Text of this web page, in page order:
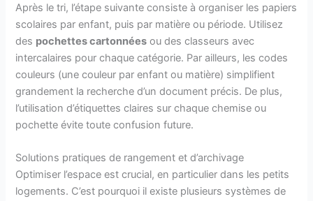
Après le tri, l’étape suivante consiste à organiser les papiers
scolaires par enfant, puis par matière ou période. Utilisez
des pochettes cartonnées ou des classeurs avec
intercalaires pour chaque catégorie. Par ailleurs, les codes
couleurs (une couleur par enfant ou matière) simplifient
grandement la recherche d’un document précis. De plus,
l’utilisation d’étiquettes claires sur chaque chemise ou
pochette évite toute confusion future.
Solutions pratiques de rangement et d’archivage
Optimiser l’espace est crucial, en particulier dans les petits
logements. C’est pourquoi il existe plusieurs systèmes de